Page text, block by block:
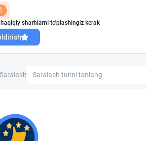
!
sharhlarni to'plashingiz kerak
Saralash Saralash turini tanlang